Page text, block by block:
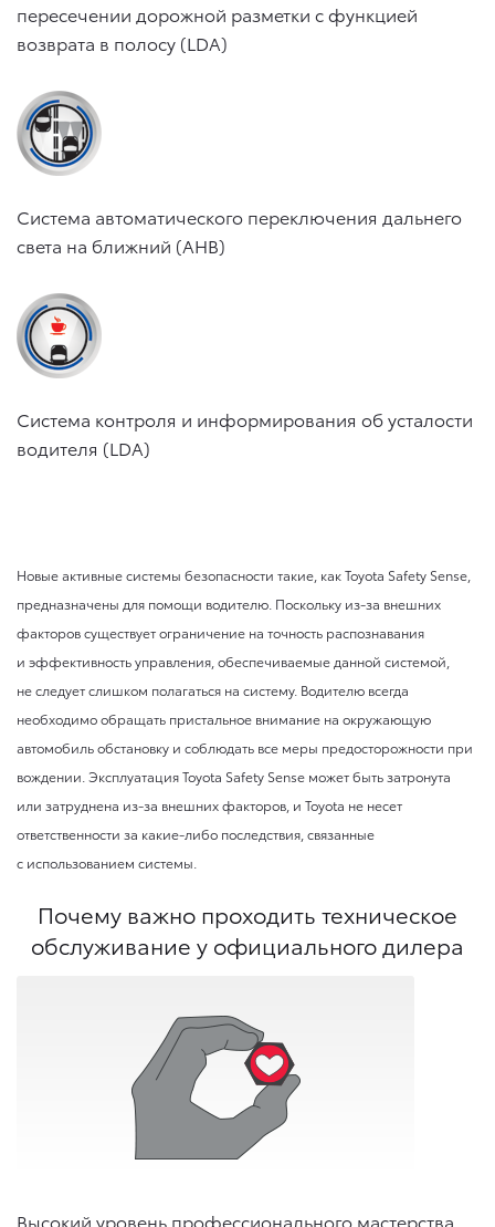
пересечении дорожной разметки с функцией
возврата в полосу (LDA)
Система автоматического переключения дальнего
света на ближний (AHB)
Система контроля и информирования об усталости
водителя (LDA)
Новые активные системы безопасности такие, как Toyota Safety Sense,
предназначены для помощи водителю. Поскольку из-за внешних
факторов существует ограничение на точность распознавания
и эффективность управления, обеспечиваемые данной системой,
не следует слишком полагаться на систему. Водителю всегда
необходимо обращать пристальное внимание на окружающую
автомобиль обстановку и соблюдать все меры предосторожности при
вождении. Эксплуатация Toyota Safety Sense может быть затронута
или затруднена из-за внешних факторов, и Toyota не несет
ответственности за какие-либо последствия, связанные
с использованием системы.
Почему важно проходить техническое
обслуживание у официального дилера
Высокий уровень профессионального мастерства